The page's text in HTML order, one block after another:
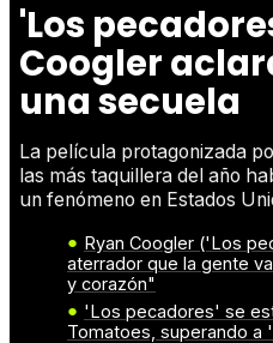
'Los
Coogler
una secuela
La película protagonizada
las más taquillera del año
un fenómeno en Estados
Ryan Coogler ('Los
aterrador que la gente
y corazón"
'Los pecadores' se
Tomatoes, superando